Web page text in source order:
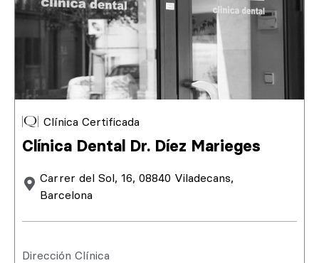
Clínica Certificada
Clínica Dental Dr. Díez Marieges
Carrer del Sol, 16, 08840 Viladecans,
Barcelona
Dirección Clínica